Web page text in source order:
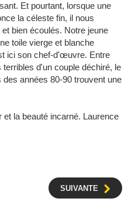
Et pourtant, lorsque une
la céleste fin, il nous
bien écoulés. Notre jeune
toile vierge et blanche
ici son chef-d'œuvre. Entre
d'un couple déchiré, le
années 80-90 trouvent une
la beauté incarné. Laurence
SUIVANTE